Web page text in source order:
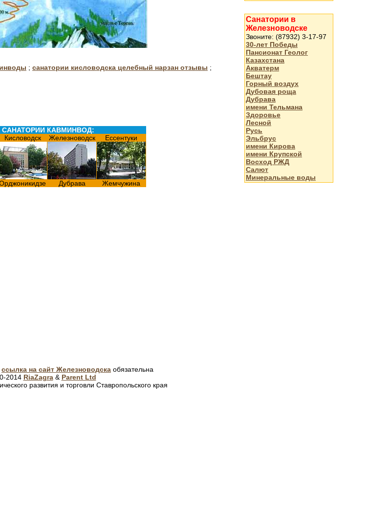
; санатории кисловодска целебный нарзан отзывы ;
КАВМИНВОД:
Кисловодск Железноводск Ессентуки
Дубрава Жемчужина
ссылка на сайт Железноводска обязательна
2014 RiaZagra& Parent Ltd
развития и торговли Ставропольского края
Санатории в
Железноводске
Звоните: (87932) 3-17-97
30-лет Победы
Пансионат Геолог
Казахстана
Акватерм
Бештау
Горный воздух
Дубовая роща
Дубрава
имени Тельмана
Здоровье
Лесной
Русь
Эльбрус
имени Кирова
имени Крупской
Восход РЖД
Салют
Минеральные воды